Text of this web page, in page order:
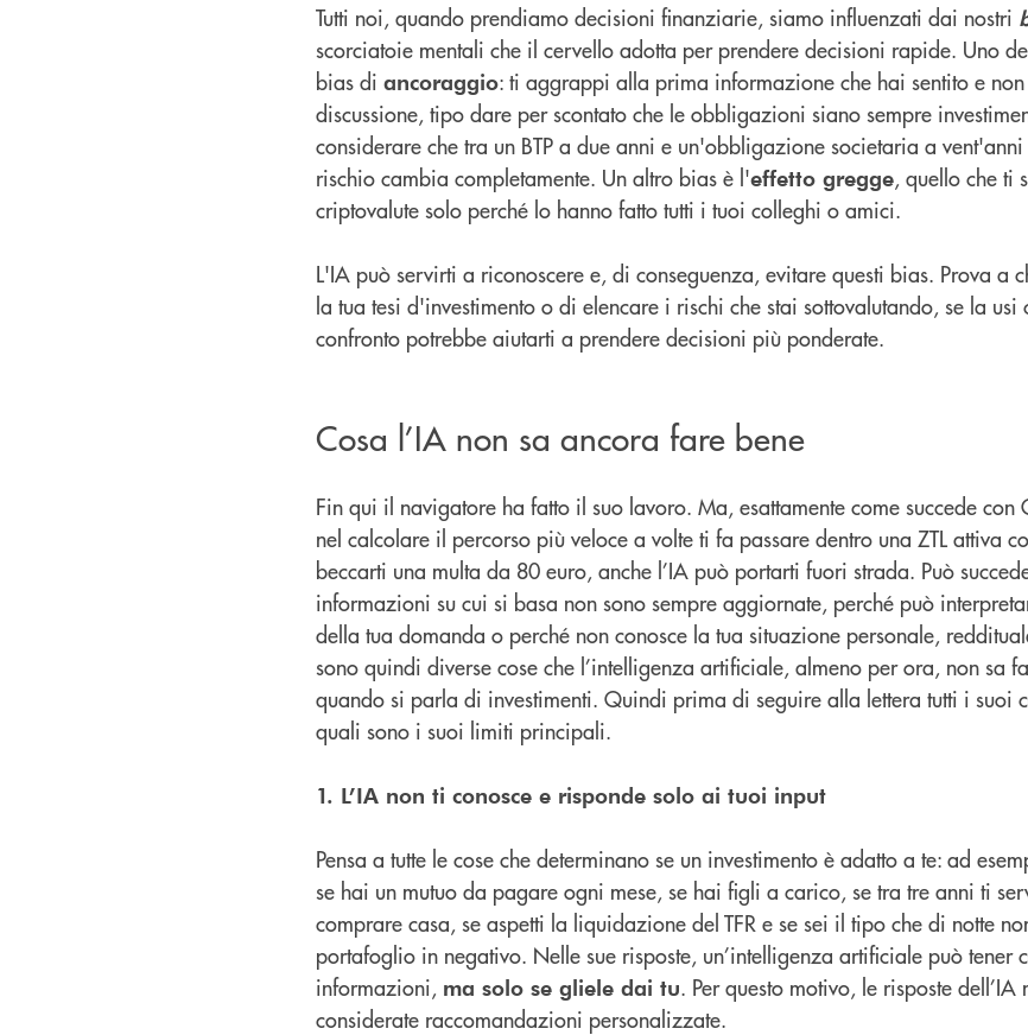
Tutti noi, quando prendiamo decisioni finanziarie, siamo influenzati dai nostri
scorciatoie mentali che il cervello adotta per prendere decisioni rapide. Uno
bias di ancoraggio: ti aggrappi alla prima informazione che hai sentito e
discussione, tipo dare per scontato che le obbligazioni siano sempre
considerare che tra un BTP a due anni e un'obbligazione societaria a
rischio cambia completamente. Un altro bias è l'effetto gregge, quello che ti
criptovalute solo perché lo hanno fatto tutti i tuoi colleghi o amici.
L'IA può servirti a riconoscere e, di conseguenza, evitare questi bias. Prova a
la tua tesi d'investimento o di elencare i rischi che stai sottovalutando, se la usi
confronto potrebbe aiutarti a prendere decisioni più ponderate.
Cosa l’IA non sa ancora fare bene
Fin qui il navigatore ha fatto il suo lavoro. Ma, esattamente come succede con
nel calcolare il percorso più veloce a volte ti fa passare dentro una ZTL attiva
beccarti una multa da 80 euro, anche l’IA può portarti fuori strada. Può
informazioni su cui si basa non sono sempre aggiornate, perché può
della tua domanda o perché non conosce la tua situazione personale,
sono quindi diverse cose che l’intelligenza artificiale, almeno per ora, non sa
quando si parla di investimenti. Quindi prima di seguire alla lettera tutti i suoi
quali sono i suoi limiti principali.
1. L’IA non ti conosce e risponde solo ai tuoi input
Pensa a tutte le cose che determinano se un investimento è adatto a te: ad
se hai un mutuo da pagare ogni mese, se hai figli a carico, se tra tre anni ti
comprare casa, se aspetti la liquidazione del TFR e se sei il tipo che di notte
portafoglio in negativo. Nelle sue risposte, un’intelligenza artificiale può tener
informazioni, ma solo se gliele dai tu. Per questo motivo, le risposte dell’IA
considerate raccomandazioni personalizzate.